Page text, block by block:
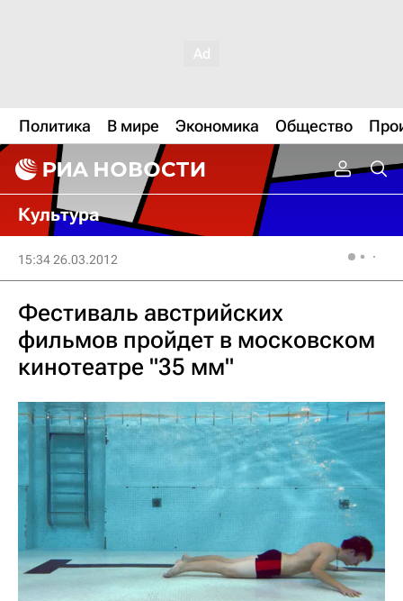
Политика В мире Экономика Общество
Культура
15:34 26.03.2012
Фестиваль австрийских
фильмов пройдет в московском
кинотеатре "35 мм"